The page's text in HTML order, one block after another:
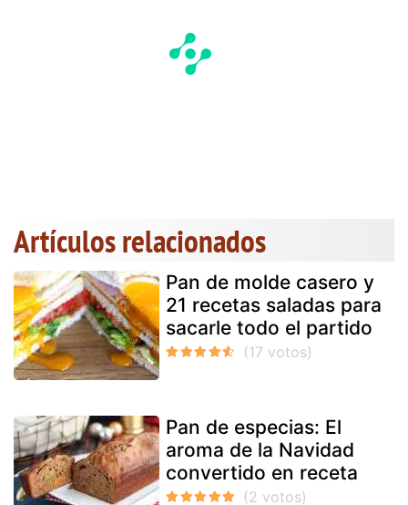
Artículos relacionados
Pan de molde casero y
21 recetas saladas para
sacarle todo el partido
Pan de especias: El
aroma de la Navidad
convertido en receta